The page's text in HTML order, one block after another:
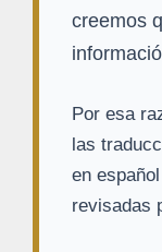
creemos
Por esa
las
en
revisadas